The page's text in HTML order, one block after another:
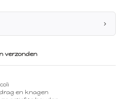
verzonden
en knagen